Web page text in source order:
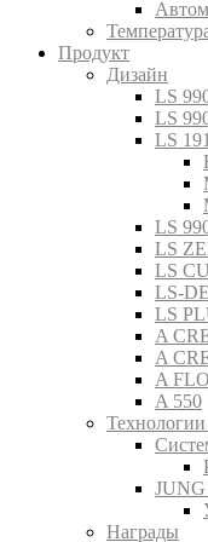
Продукт
Дизайн
LS
LS
LS
LS
LS
LS
LS-
LS
A
A
A
A 550
Награды